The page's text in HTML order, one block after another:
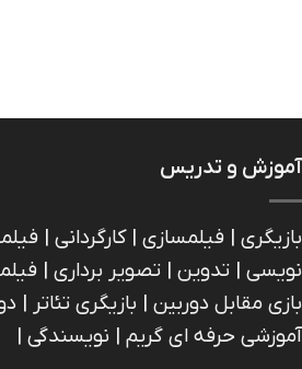
آموزش و تدریس
بازیگری | فیلمسازی | کارگردانی |
نویسی | تدوین | تصویر برداری |
بازی مقابل دوربین | بازیگري تئاتر |
آموزشی حرفه ای گریم | نویسندگی |